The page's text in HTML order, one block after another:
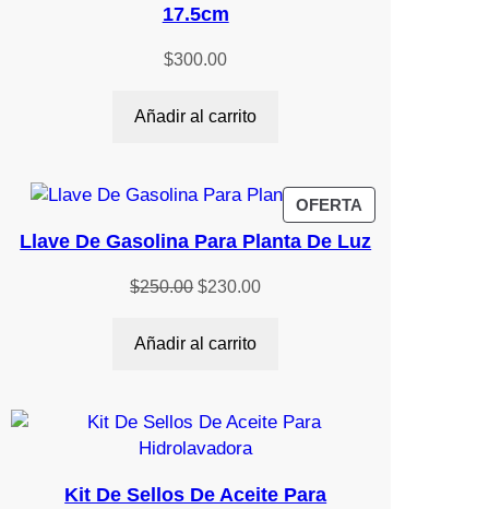
17.5cm
$300.00
Añadir al carrito
OFERTA
OFERTA
Llave De Gasolina Para Planta De Luz
$250.00 El
original
$230.00El
Añadir al carrito
Kit De Sellos De Aceite Para